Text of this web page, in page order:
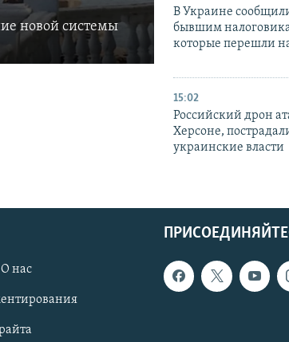
новой системы
В Украине
бывшим
которые перешли
15:02
Российский дрон
Херсоне,
украинские власти
нас